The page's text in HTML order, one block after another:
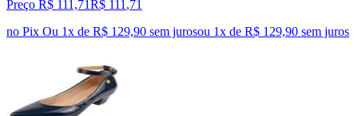
Preço R$ 111,71R$ 111 ,71
no Pix Ou 1x de R$ 129,90 sem jurosou 1x de R$ 129,90 sem juros